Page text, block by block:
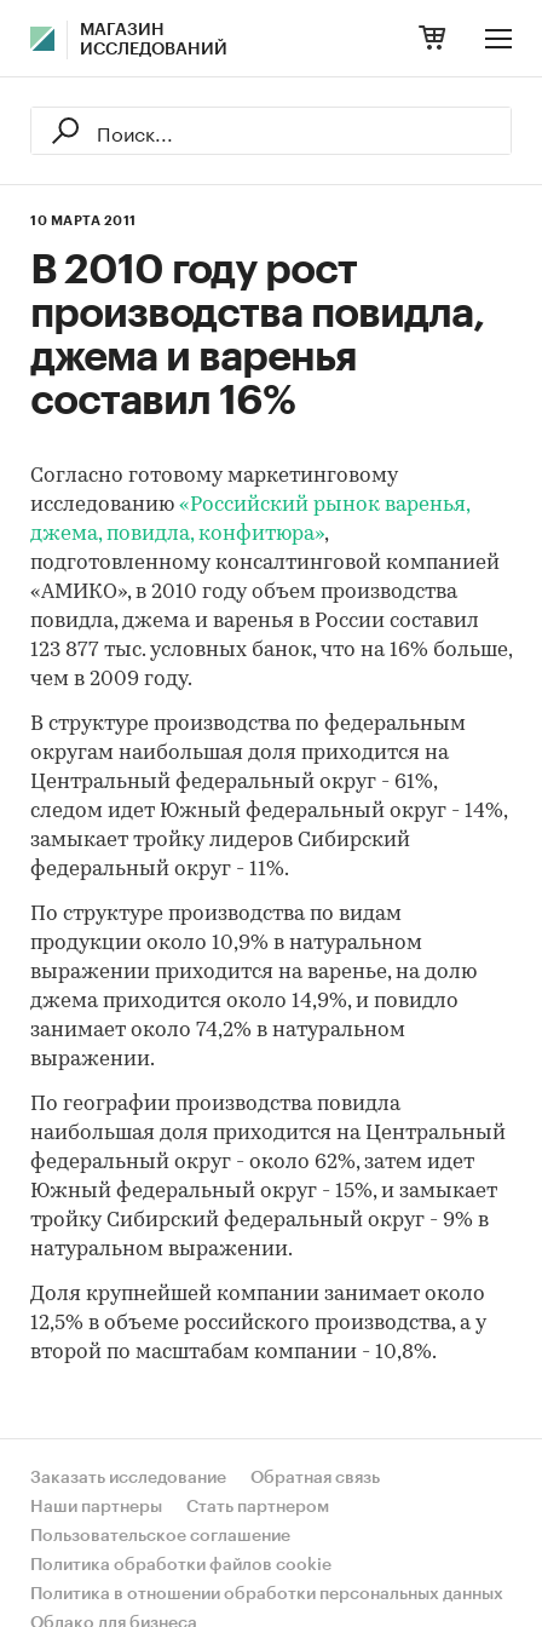
МАГАЗИН
ИССЛЕДОВАНИЙ
10 МАРТА 2011
В 2010 году рост
производства повидла,
джема и варенья
составил 16%
Согласно готовому маркетинговому
исследованию «Российский рынок варенья,
джема, повидла, конфитюра»,
подготовленному консалтинговой компанией
«АМИКО», в 2010 году объем производства
повидла, джема и варенья в России составил
123 877 тыс. условных банок, что на 16% больше,
чем в 2009 году.
В структуре производства по федеральным
округам наибольшая доля приходится на
Центральный федеральный округ - 61%,
следом идет Южный федеральный округ - 14%,
замыкает тройку лидеров Сибирский
федеральный округ - 11%.
По структуре производства по видам
продукции около 10,9% в натуральном
выражении приходится на варенье, на долю
джема приходится около 14,9%, и повидло
занимает около 74,2% в натуральном
выражении.
По географии производства повидла
наибольшая доля приходится на Центральный
федеральный округ - около 62%, затем идет
Южный федеральный округ - 15%, и замыкает
тройку Сибирский федеральный округ - 9% в
натуральном выражении.
Доля крупнейшей компании занимает около
12,5% в объеме российского производства, а у
второй по масштабам компании - 10,8%.
Заказать исследование
Обратная связь
Наши партнеры
Стать партнером
Пользовательское соглашение
Политика обработки файлов cookie
Политика в отношении обработки персональных данных
Облако для бизнеса